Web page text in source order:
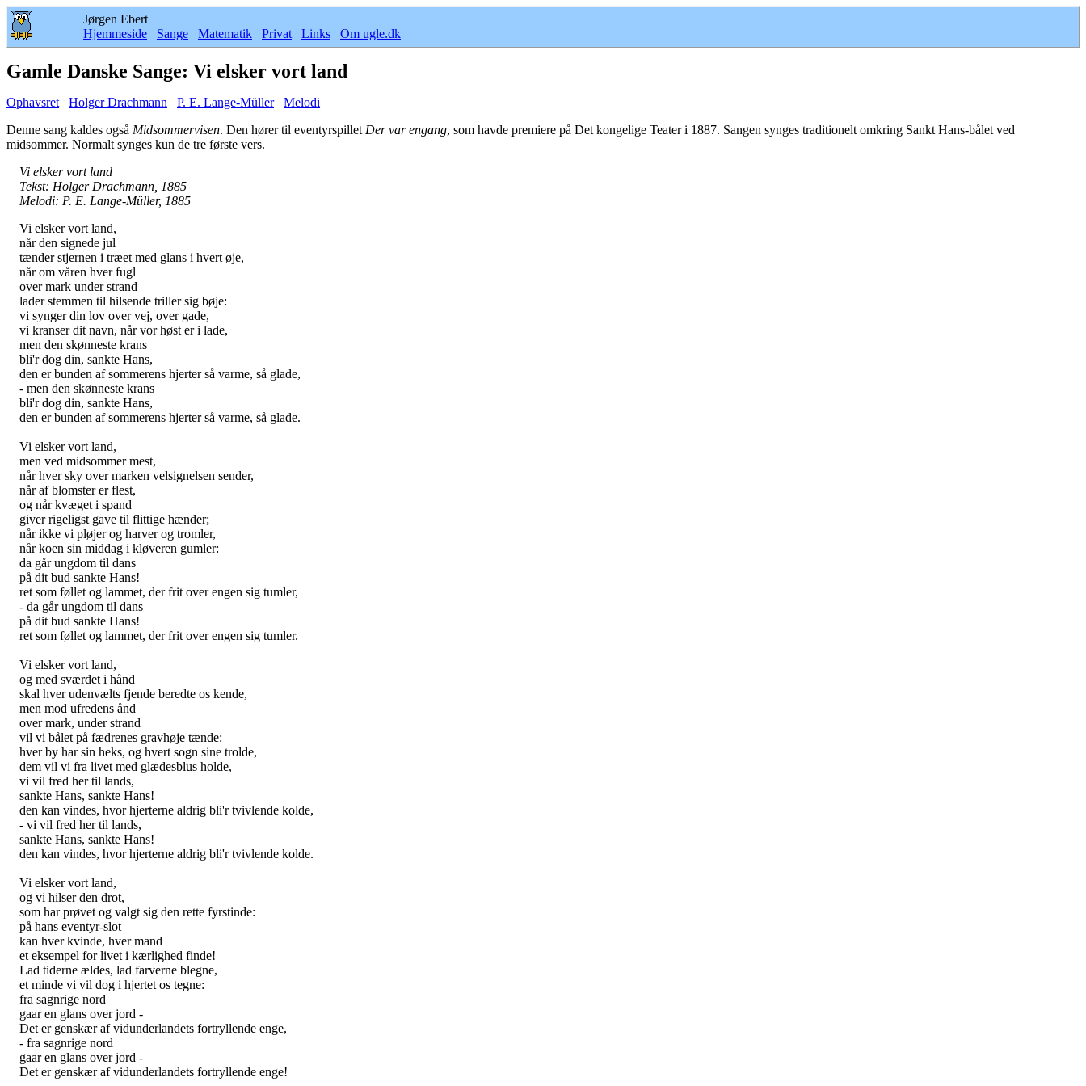
Jørgen Ebert
Hjemmeside
Sange Matematik Privat Links Om ugle.dk
Gamle Danske Sange: Vi elsker vort land
Ophavsret Holger Drachmann P. E. Lange-Müller
Melodi
Denne sang kaldes også Midsommervisen. Den hører til eventyrspillet Der var engang, som havde premiere på Det kongelige Teater i 1887. Sangen synges traditionelt omkring Sankt Hans-bålet ved
midsommer. Normalt synges kun de tre første vers.
Vi elsker vort land
Tekst: Holger Drachmann, 1885
Melodi: P. E. Lange-Müller, 1885
Vi elsker vort land,
når den signede jul
tænder stjernen i træet med glans i hvert øje,
når om våren hver fugl
over mark under strand
lader stemmen til hilsende triller sig bøje:
vi synger din lov over vej, over gade,
vi kranser dit navn, når vor høst er i lade,
men den skønneste krans
bli'r dog din, sankte Hans,
den er bunden af sommerens hjerter så varme, så glade,
- men den skønneste krans
bli'r dog din, sankte Hans,
den er bunden af sommerens hjerter så varme, så glade.
Vi elsker vort land,
men ved midsommer mest,
når hver sky over marken velsignelsen sender,
når af blomster er flest,
og når kvæget i spand
giver rigeligst gave til flittige hænder;
når ikke vi pløjer og harver og tromler,
når koen sin middag i kløveren gumler:
da går ungdom til dans
på dit bud sankte Hans!
ret som føllet og lammet, der frit over engen sig tumler,
- da går ungdom til dans
på dit bud sankte Hans!
ret som føllet og lammet, der frit over engen sig tumler.
Vi elsker vort land,
og med sværdet i hånd
skal hver udenvælts fjende beredte os kende,
men mod ufredens ånd
over mark, under strand
vil vi bålet på fædrenes gravhøje tænde:
hver by har sin heks, og hvert sogn sine trolde,
dem vil vi fra livet med glædesblus holde,
vi vil fred her til lands,
sankte Hans, sankte Hans!
den kan vindes, hvor hjerterne aldrig bli'r tvivlende kolde,
- vi vil fred her til lands,
sankte Hans, sankte Hans!
den kan vindes, hvor hjerterne aldrig bli'r tvivlende kolde.
Vi elsker vort land,
og vi hilser den drot,
som har prøvet og valgt sig den rette fyrstinde:
på hans eventyr-slot
kan hver kvinde, hver mand
et eksempel for livet i kærlighed finde!
Lad tiderne ældes, lad farverne blegne,
et minde vi vil dog i hjertet os tegne:
fra sagnrige nord
gaar en glans over jord -
Det er genskær af vidunderlandets fortryllende enge,
- fra sagnrige nord
gaar en glans over jord -
Det er genskær af vidunderlandets fortryllende enge!